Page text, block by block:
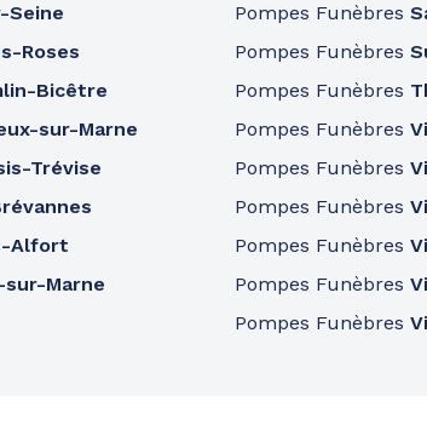
Seine
Roses
Bicêtre
sur-Marne
Trévise
Alfort
Marne
Pompes Funèbres
Pompes Funèbres
Pompes Funèbres
Pompes Funèbres
Pompes Funèbres
Pompes Funèbres
Pompes Funèbres
Pompes Funèbres
Pompes Funèbres